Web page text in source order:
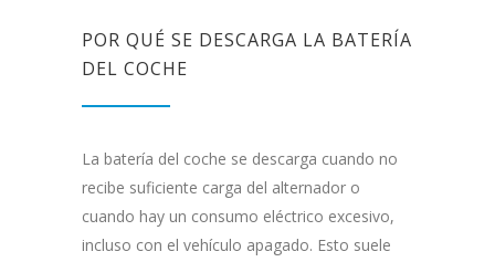
POR QUÉ SE DESCARGA LA BATERÍA
DEL COCHE
La batería del coche se descarga cuando no
recibe suficiente carga del alternador o
cuando hay un consumo eléctrico excesivo,
incluso con el vehículo apagado. Esto suele